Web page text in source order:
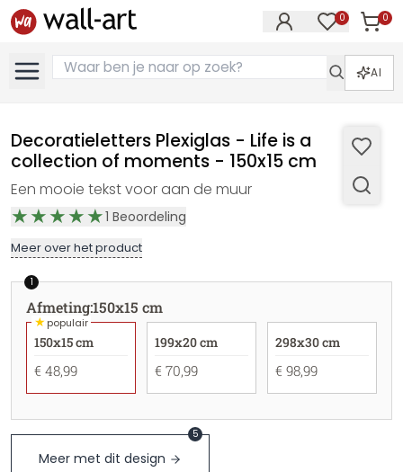
0 0
AI
Decoratieletters Plexiglas - Life is a
collection of moments - 150x15 cm
Een mooie tekst voor aan de muur
1 Beoordeling
Meer over het product
1
Afmeting:150x15 cm
★populair
150x15 cm
€ 48,99
199x20 cm
€ 70,99
298x30 cm
€ 98,99
Meer met dit design
5